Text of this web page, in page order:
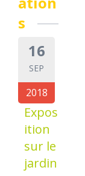
s
16
SEP
2018
Expos
ition
sur le
jardin